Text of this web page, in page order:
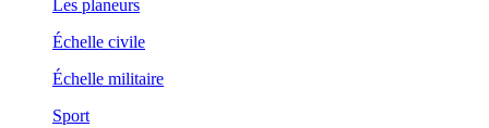
Les planeurs
Échelle civile
Échelle militaire
Sport